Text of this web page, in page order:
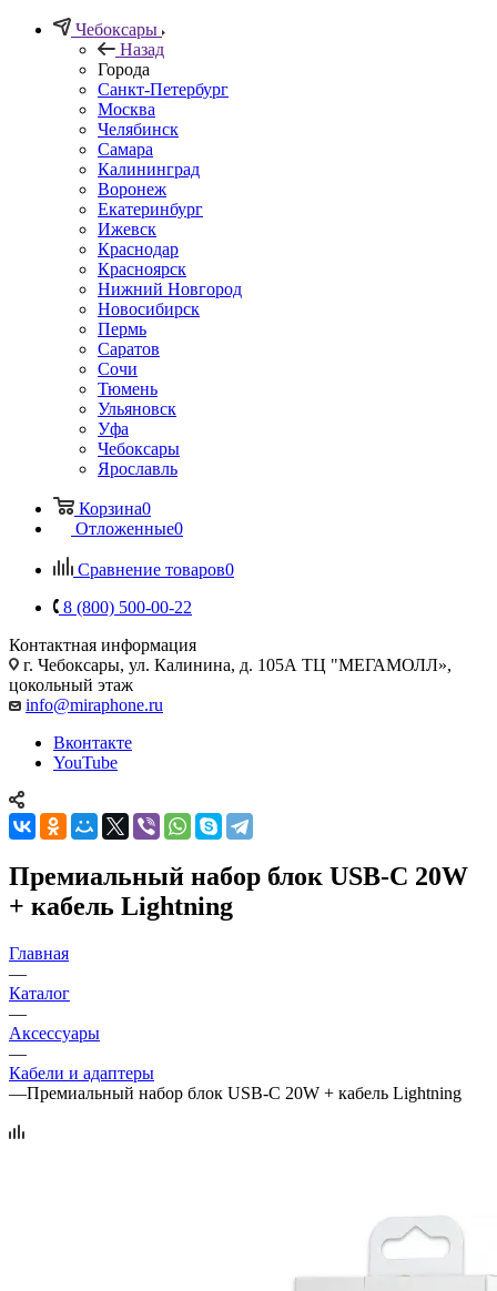
Чебоксары
Назад
Города
Санкт-Петербург
Москва
Челябинск
Самара
Калининград
Воронеж
Екатеринбург
Ижевск
Краснодар
Красноярск
Нижний Новгород
Новосибирск
Пермь
Саратов
Сочи
Тюмень
Ульяновск
Уфа
Чебоксары
Ярославль
Корзина0
Отложенные0
Сравнение товаров0
8 (800) 500-00-22
Контактная информация
г. Чебоксары, ул. Калинина, д. 105А ТЦ "МЕГАМОЛЛ»,
цокольный этаж
info@miraphone.ru
Вконтакте
YouTube
Премиальный набор блок USB-C 20W
+ кабель Lightning
Главная
—
Каталог
—
Аксессуары
—
Кабели и адаптеры
—Премиальный набор блок USB-C 20W + кабель Lightning